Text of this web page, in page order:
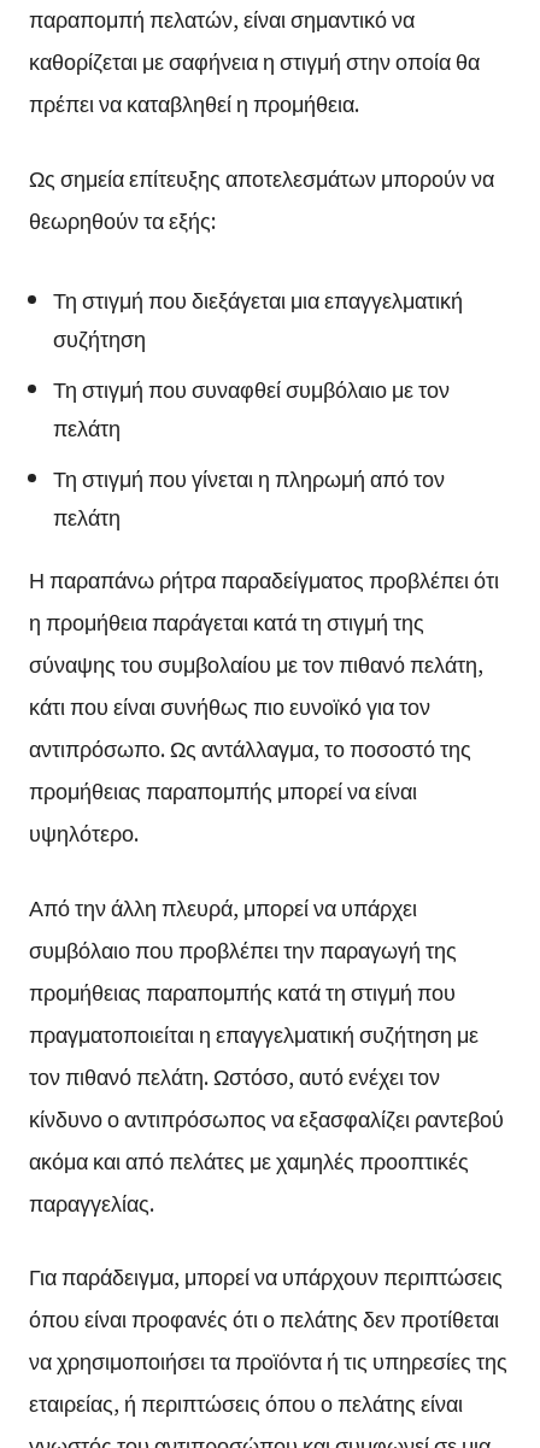
παραπομπή πελατών, είναι σημαντικό να
καθορίζεται με σαφήνεια η στιγμή στην οποία θα
πρέπει να καταβληθεί η προμήθεια.
Ως σημεία επίτευξης αποτελεσμάτων μπορούν να
θεωρηθούν τα εξής:
Τη στιγμή που διεξάγεται μια επαγγελματική
συζήτηση
Τη στιγμή που συναφθεί συμβόλαιο με τον
πελάτη
Τη στιγμή που γίνεται η πληρωμή από τον
πελάτη
Η παραπάνω ρήτρα παραδείγματος προβλέπει ότι
η προμήθεια παράγεται κατά τη στιγμή της
σύναψης του συμβολαίου με τον πιθανό πελάτη,
κάτι που είναι συνήθως πιο ευνοϊκό για τον
αντιπρόσωπο. Ως αντάλλαγμα, το ποσοστό της
προμήθειας παραπομπής μπορεί να είναι
υψηλότερο.
Από την άλλη πλευρά, μπορεί να υπάρχει
συμβόλαιο που προβλέπει την παραγωγή της
προμήθειας παραπομπής κατά τη στιγμή που
πραγματοποιείται η επαγγελματική συζήτηση με
τον πιθανό πελάτη. Ωστόσο, αυτό ενέχει τον
κίνδυνο ο αντιπρόσωπος να εξασφαλίζει ραντεβού
ακόμα και από πελάτες με χαμηλές προοπτικές
παραγγελίας.
Για παράδειγμα, μπορεί να υπάρχουν περιπτώσεις
όπου είναι προφανές ότι ο πελάτης δεν προτίθεται
να χρησιμοποιήσει τα προϊόντα ή τις υπηρεσίες της
εταιρείας, ή περιπτώσεις όπου ο πελάτης είναι